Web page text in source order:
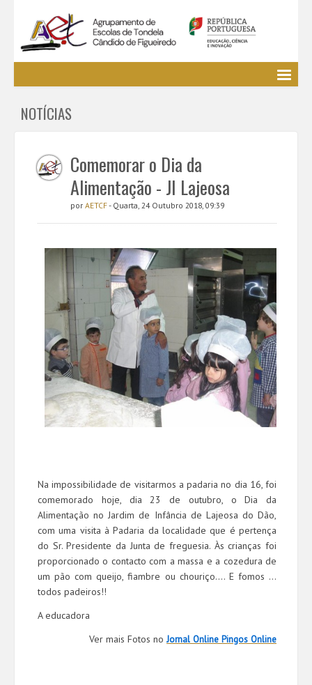
EE / Alunos
Cursos Profissionais
Bibliotecas
Media AETCF
Legislação
NOTÍCIAS
Comemorar o Dia da
Alimentação - JI Lajeosa
por AETCF- Quarta, 24 Outubro 2018, 09:39
Na impossibilidade de visitarmos a padaria no dia 16, foi
comemorado hoje, dia 23 de outubro, o Dia da
Alimentação no Jardim de Infância de Lajeosa do Dão,
com uma visita à Padaria da localidade que é pertença
do Sr. Presidente da Junta de freguesia. Às crianças foi
proporcionado o contacto com a massa e a cozedura de
um pão com queijo, fiambre ou chouriço…. E fomos …
todos padeiros!!
A educadora
Ver mais Fotos no Jornal Online Pingos Online